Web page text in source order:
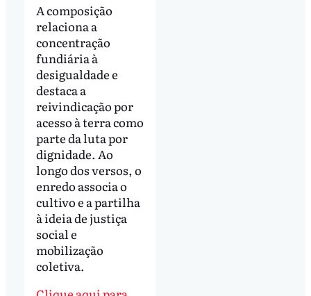
A composição
relaciona a
concentração
fundiária à
desigualdade e
destaca a
reivindicação por
acesso à terra como
parte da luta por
dignidade. Ao
longo dos versos, o
enredo associa o
cultivo e a partilha
à ideia de justiça
social e
mobilização
coletiva.